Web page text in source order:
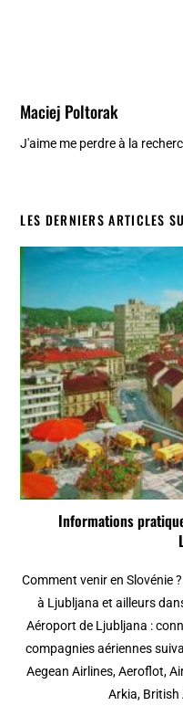
Maciej Poltorak
J'aime me perdre à la
LES DERNIERS ARTICLES
Informations
Comment venir en Slovénie
à Ljubljana et ailleurs
Aéroport de Ljubljana :
compagnies aériennes
Aegean Airlines, Aeroflot,
Arkia, British